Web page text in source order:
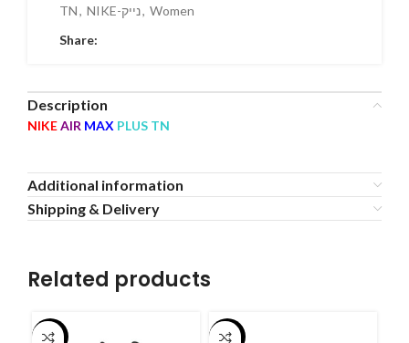
TN, NIKE-נייק, Women
Share:
Description
NIKEAIR MAX PLUS TN
Additional information
Shipping & Delivery
Related products
-55% -55%